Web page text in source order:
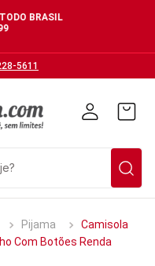
BRASIL
5611
Pijama
Camisola
Com Botões Renda
cuecas